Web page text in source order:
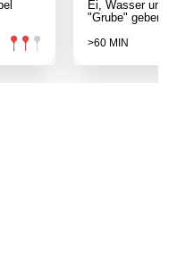
Ei, Wasser und
"Grube" geben
>60 MIN